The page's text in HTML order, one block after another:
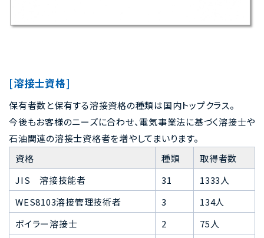
[溶接士資格]
保有者数と保有する溶接資格の種類は国内トップクラス。
今後もお客様のニーズに合わせ、電気事業法に基づく溶接士や
石油関連の溶接士資格者を増やしてまいります。
資格
種類
取得者数
JIS 溶接技能者
31
1333人
WES8103溶接管理技術者
3
134人
ボイラー溶接士
2
75人